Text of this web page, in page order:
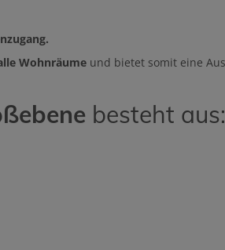
Wohnräume und bietet somit eine
besteht aus: